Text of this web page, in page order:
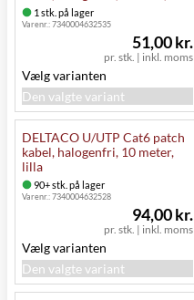
1 stk. på lager
Varenr.:7340004632535
pr. stk. | inkl. moms
51,00 kr.
Vælg varianten
Den valgte variant
DELTACO U/UTP Cat6 patch
kabel, halogenfri, 10 meter,
lilla
90+ stk. på lager
Varenr.:7340004632528
pr. stk. | inkl. moms
94,00 kr.
Vælg varianten
Den valgte variant